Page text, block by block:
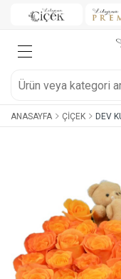
ANASAYFA ÇIÇEK DEV